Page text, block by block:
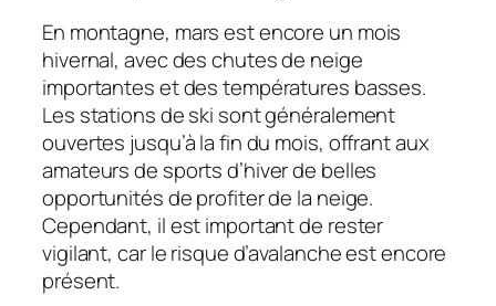
En montagne, mars est encore un mois
hivernal, avec des chutes de neige
importantes et des températures basses.
Les stations de ski sont généralement
ouvertes jusqu’à la fin du mois, offrant aux
amateurs de sports d’hiver de belles
opportunités de profiter de la neige.
Cependant, il est important de rester
vigilant, car le risque d’avalanche est encore
présent.